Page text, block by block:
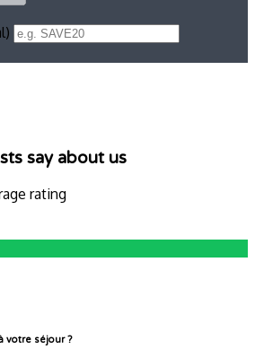
say about us
rating
votre séjour ?